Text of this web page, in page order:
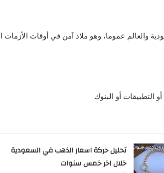
والعالم عموما، وهو ملاذ آمن في أوقات الأزمات
تحليل حركة اسعار الذهب في السعودية
خلال اخر خمس سنوات